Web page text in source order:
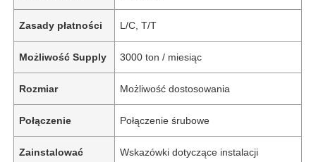
Zasady płatności L/C, T/T
Możliwość Supply 3000 ton / miesiąc
Rozmiar Możliwość dostosowania
Połączenie Połączenie śrubowe
Zainstalować Wskazówki dotyczące instalacji